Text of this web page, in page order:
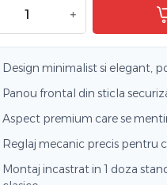
+
Design minimalist si elegant,
Panou frontal din sticla
Aspect premium care se
Reglaj mecanic precis pentru
Montaj incastrat in 1 doza